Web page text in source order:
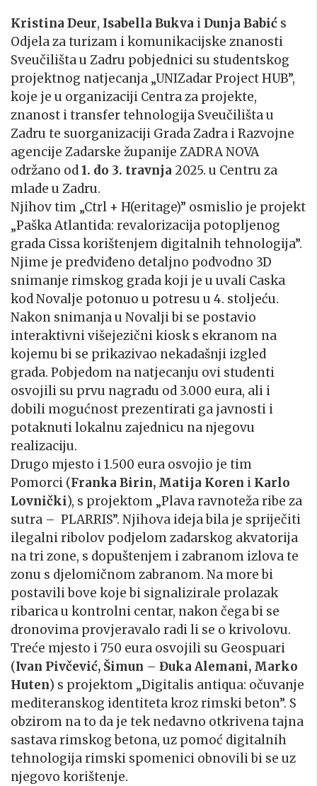
Kristina Deur, Isabella Bukva iDunja Babić s
Odjela za turizam i komunikacijske znanosti
Sveučilišta u Zadru pobjednici su studentskog
projektnog natjecanja „UNIZadar Project HUB”,
koje je u organizaciji Centra za projekte,
znanost i transfer tehnologija Sveučilišta u
Zadru te suorganizaciji Grada Zadra i Razvojne
agencije Zadarske županije ZADRA NOVA
održano od1. do 3. travnja 2025. u Centru za
mlade u Zadru.
Njihov tim „Ctrl + H(eritage)” osmislio je projekt
„Paška Atlantida: revalorizacija potopljenog
grada Cissa korištenjem digitalnih tehnologija”.
Njime je predviđeno detaljno podvodno 3D
snimanje rimskog grada koji je u uvali Caska
kod Novalje potonuo u potresu u 4. stoljeću.
Nakon snimanja u Novalji bi se postavio
interaktivni višejezični kiosk s ekranom na
kojemu bi se prikazivao nekadašnji izgled
grada. Pobjedom na natjecanju ovi studenti
osvojili su prvu nagradu od 3.000 eura, ali i
dobili mogućnost prezentirati ga javnosti i
potaknuti lokalnu zajednicu na njegovu
realizaciju.
Drugo mjesto i 1.500 eura osvojio je tim
Pomorci (Franka Birin, Matija Koren i Karlo
Lovnički), s projektom „Plava ravnoteža ribe za
sutra – PLARRIS”. Njihova ideja bila je spriječiti
ilegalni ribolov podjelom zadarskog akvatorija
na tri zone, s dopuštenjem i zabranom izlova te
zonu s djelomičnom zabranom. Na more bi
postavili bove koje bi signalizirale prolazak
ribarica u kontrolni centar, nakon čega bi se
dronovima provjeravalo radi li se o krivolovu.
Treće mjesto i 750 eura osvojili su Geospuari
(Ivan Pivčević, Šimun – Đuka Alemani, Marko
Huten) s projektom „Digitalis antiqua: očuvanje
mediteranskog identiteta kroz rimski beton”. S
obzirom na to da je tek nedavno otkrivena tajna
sastava rimskog betona, uz pomoć digitalnih
tehnologija rimski spomenici obnovili bi se uz
njegovo korištenje.